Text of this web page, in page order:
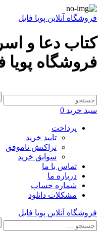
فروشگاه آنلاین پویا فایل
کتاب دعا و
فروشگاه پویا
سبد خرید 0
پرداخت
تایید خرید
تراکنش ناموفق
سوابق خرید
تماس با ما
درباره ما
شماره حساب
مشکلات دانلود
فروشگاه آنلاین پویا فایل